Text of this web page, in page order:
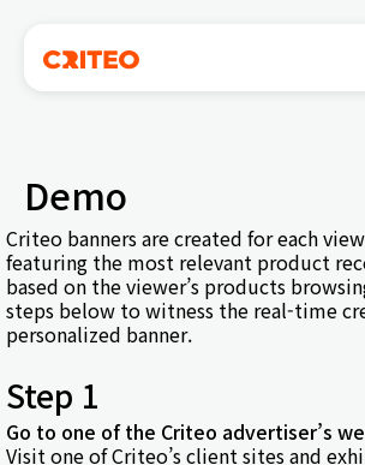
Demo
Criteo banners are created for each
featuring the most relevant product
based on the viewer’s products
steps below to witness the real-time
personalized banner.
Step 1
Go to one of the Criteo advertiser’s
Visit one of Criteo’s client sites and